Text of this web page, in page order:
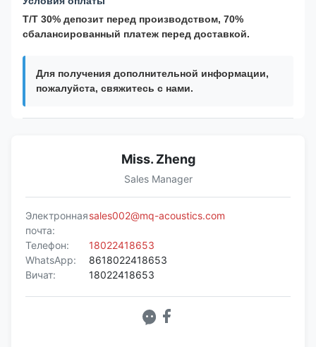
T/T 30% депозит перед производством, 70%
сбалансированный платеж перед доставкой.
Для получения дополнительной информации,
пожалуйста, свяжитесь с нами.
Miss. Zheng
Sales Manager
Электронная
почта:
sales002@mq-acoustics.com
Телефон:
18022418653
WhatsApp:
8618022418653
Вичат:
18022418653